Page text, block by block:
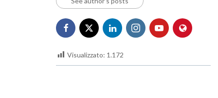
Visualizzato: 1.172